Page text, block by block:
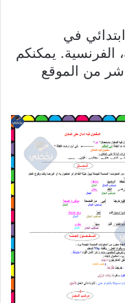
ابتدائي في
الفرنسية. يمكنكم
من الموقع